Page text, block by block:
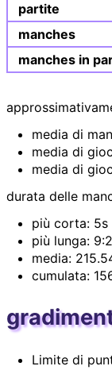
partite
manches
manches in
media di
media di
media di
durata delle
più corta: 5s
più lunga:
media:
cumulata:
Limite di